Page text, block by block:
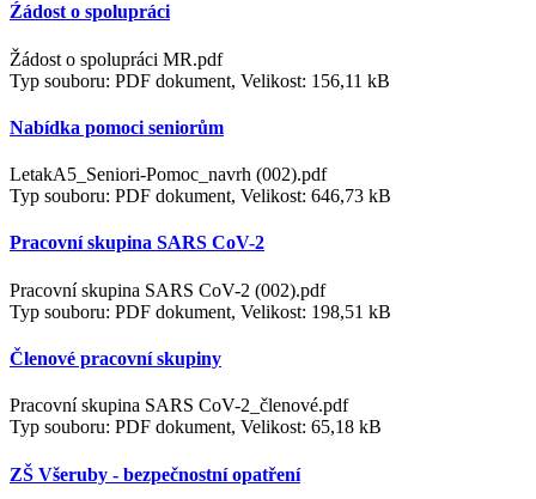
Źádost o spolupráci
Žádost o spolupráci MR.pdf
Typ souboru: PDF dokument, Velikost: 156,11 kB
Nabídka pomoci seniorům
LetakA5_Seniori-Pomoc_navrh (002).pdf
Typ souboru: PDF dokument, Velikost: 646,73 kB
Pracovní skupina SARS CoV-2
Pracovní skupina SARS CoV-2 (002).pdf
Typ souboru: PDF dokument, Velikost: 198,51 kB
Členové pracovní skupiny
Pracovní skupina SARS CoV-2_členové.pdf
Typ souboru: PDF dokument, Velikost: 65,18 kB
ZŠ Všeruby - bezpečnostní opatření